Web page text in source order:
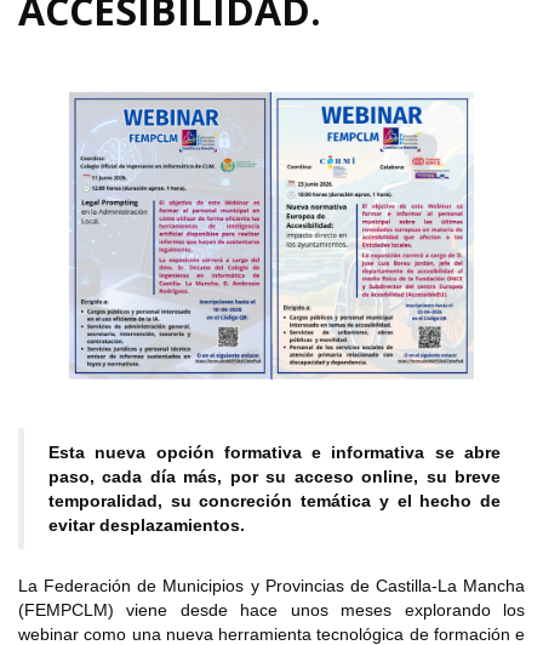
Esta nueva opción formativa e informativa se abre
paso, cada día más, por su acceso online, su breve
temporalidad, su concreción temática y el hecho de
evitar desplazamientos.
La Federación de Municipios y Provincias de Castilla-La Mancha
(FEMPCLM) viene desde hace unos meses explorando los
webinar como una nueva herramienta tecnológica de formación e